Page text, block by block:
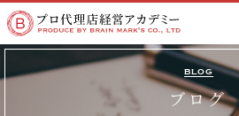
BLOG
ブログ